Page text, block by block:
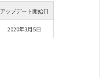
アップデート開始日
2020年3月5日